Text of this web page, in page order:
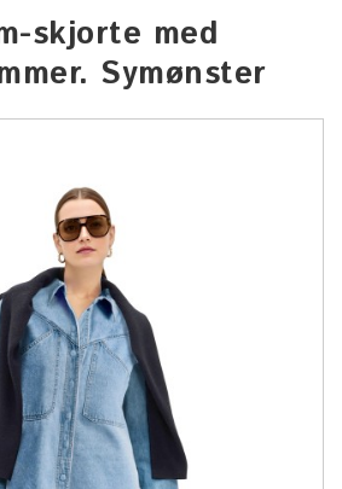
Børn
skjorte med
Symønster